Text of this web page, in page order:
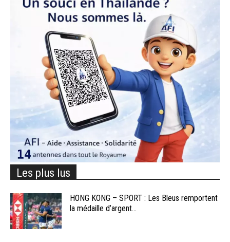
Les plus lus
HONG KONG – SPORT : Les Bleus remportent
la médaille d’argent...